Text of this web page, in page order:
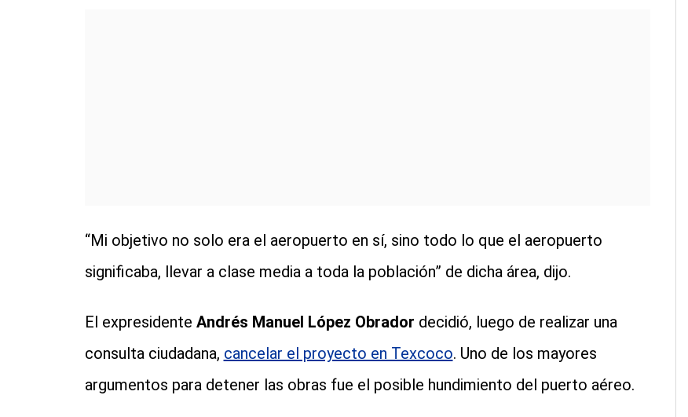
“Mi objetivo no solo era el aeropuerto en sí, sino todo lo que el aeropuerto
significaba, llevar a clase media a toda la población” de dicha área, dijo.
El expresidente Andrés Manuel López Obrador decidió, luego de realizar una
consulta ciudadana, cancelar el proyecto en Texcoco. Uno de los mayores
argumentos para detener las obras fue el posible hundimiento del puerto aéreo.